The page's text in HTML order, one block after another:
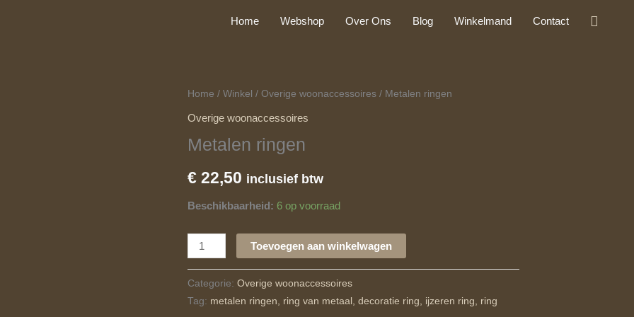
Home Webshop Over Ons Blog Winkelmand Contact
Home / Winkel / Overige woonaccessoires/ Metalen ringen
Overige woonaccessoires
Metalen ringen
€22,50 inclusief btw
Beschikbaarheid: 6 op voorraad
Metalen
ringen
Toevoegen aan winkelwagen
Categorie: Overige woonaccessoires
Tag: metalen ringen, ring van metaal, decoratie ring, ijzeren ring, ring